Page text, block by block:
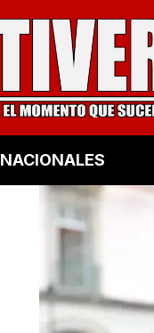
NACIONALES